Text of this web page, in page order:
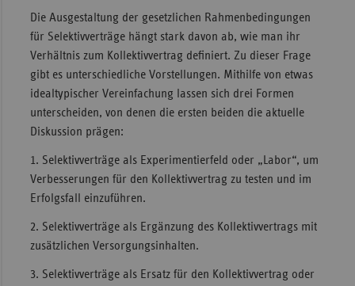
Die Ausgestaltung der gesetzlichen Rahmenbedingungen
für Selektivverträge hängt stark davon ab, wie man ihr
Verhältnis zum Kollektivvertrag definiert. Zu dieser Frage
gibt es unterschiedliche Vorstellungen. Mithilfe von etwas
idealtypischer Vereinfachung lassen sich drei Formen
unterscheiden, von denen die ersten beiden die aktuelle
Diskussion prägen:
1. Selektivverträge als Experimentierfeld oder „Labor“, um
Verbesserungen für den Kollektivvertrag zu testen und im
Erfolgsfall einzuführen.
2. Selektivverträge als Ergänzung des Kollektivvertrags mit
zusätzlichen Versorgungsinhalten.
3. Selektivverträge als Ersatz für den Kollektivvertrag oder